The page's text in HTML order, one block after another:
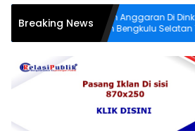
Breaking News
Penyerapan Anggaran Di Dinkes
Kabupaten Bengkulu Selatan TA
Puluhan Milyar Diduga Ajang